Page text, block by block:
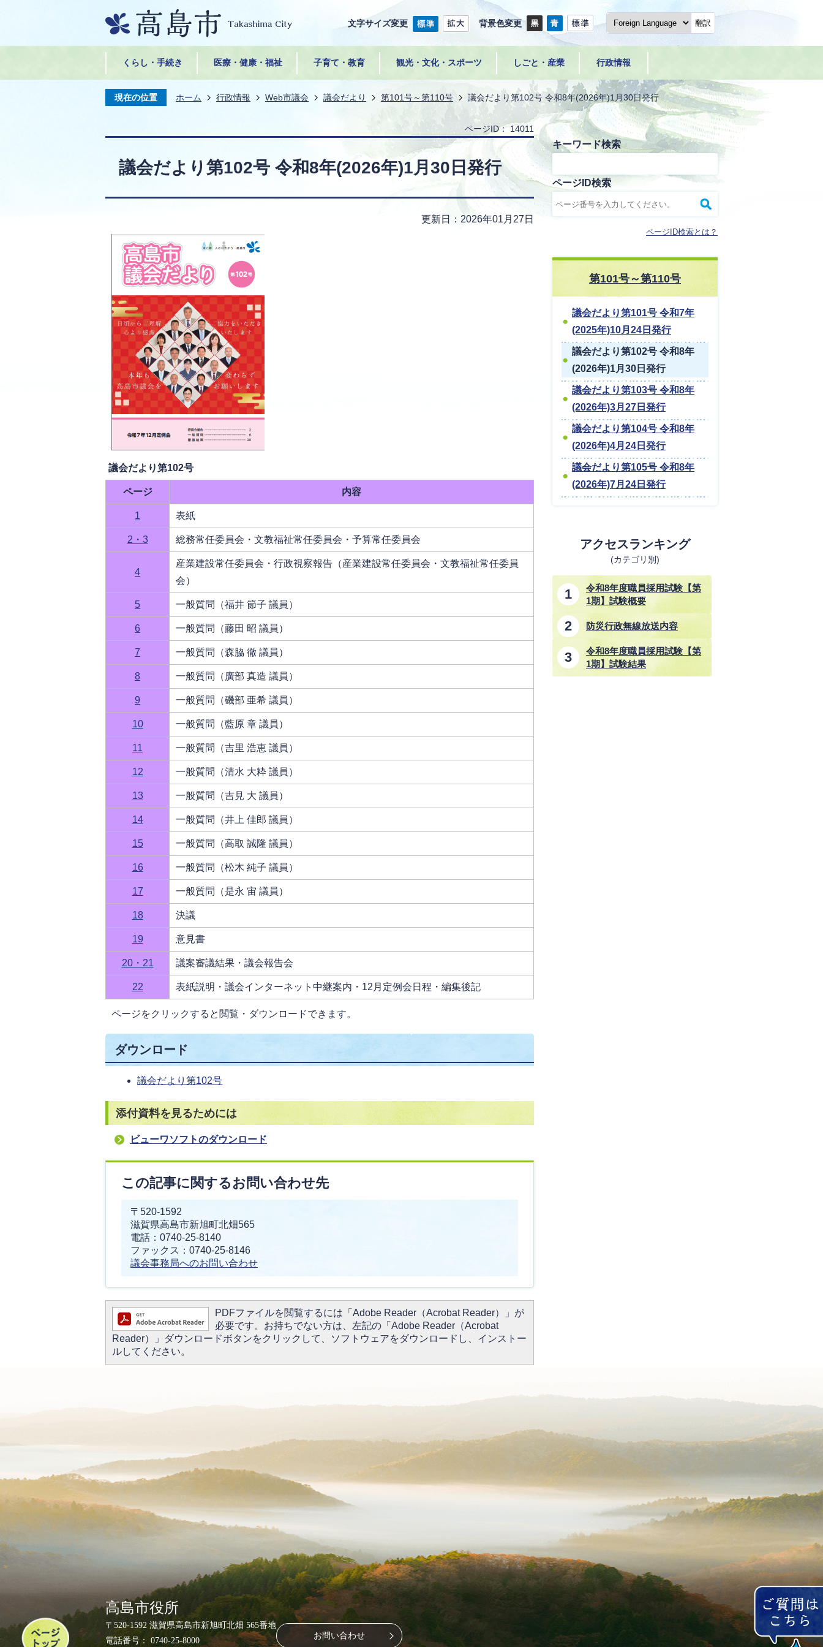
文字サイズ変更 背景色変更 翻訳
くらし・手続き 医療・健康・福祉 子育て・教育 観光・文化・スポーツ しごと・産業 行政情報
現在の位置 ホーム 行政情報 Web市議会 議会だより 第101号～第110号 議会だより第102号 令和8年(2026年)1月30日発行
ページID： 14011
議会だより第102号 令和8年(2026年)1月30日発行
更新日：2026年01月27日
議会だより第102号
ページ 内容
1 表紙
2・3 総務常任委員会・文教福祉常任委員会・予算常任委員会
4
産業建設常任委員会・行政視察報告（産業建設常任委員会・文教福祉常任委員
会）
5 一般質問（福井 節子 議員）
6 一般質問（藤田 昭 議員）
7 一般質問（森脇 徹 議員）
8 一般質問（廣部 真造 議員）
9 一般質問（磯部 亜希 議員）
10 一般質問（藍原 章 議員）
11 一般質問（吉里 浩恵 議員）
12 一般質問（清水 大粋 議員）
13 一般質問（吉見 大 議員）
14 一般質問（井上 佳郎 議員）
15 一般質問（高取 誠隆 議員）
16 一般質問（松木 純子 議員）
17 一般質問（是永 宙 議員）
18 決議
19 意見書
20・21 議案審議結果・議会報告会
22 表紙説明・議会インターネット中継案内・12月定例会日程・編集後記
ページをクリックすると閲覧・ダウンロードできます。
ダウンロード
議会だより第102号
添付資料を見るためには
ビューワソフトのダウンロード
この記事に関するお問い合わせ先
〒520-1592
滋賀県高島市新旭町北畑565
電話：0740-25-8140
ファックス：0740-25-8146
議会事務局へのお問い合わせ
PDFファイルを閲覧するには「Adobe Reader（Acrobat Reader）」が
必要です。お持ちでない方は、左記の「Adobe Reader（Acrobat
Reader）」ダウンロードボタンをクリックして、ソフトウェアをダウンロードし、インストー
ルしてください。
キーワード検索
ページID検索
ページID検索とは？
第101号～第110号
議会だより第101号 令和7年
(2025年)10月24日発行
議会だより第102号 令和8年
(2026年)1月30日発行
議会だより第103号 令和8年
(2026年)3月27日発行
議会だより第104号 令和8年
(2026年)4月24日発行
議会だより第105号 令和8年
(2026年)7月24日発行
アクセスランキング
(カテゴリ別)
令和8年度職員採用試験【第
1期】試験概要
防災行政無線放送内容
令和8年度職員採用試験【第
1期】試験結果
ペ
ー
高島市役所
〒520-1592 滋賀県高島市新旭町北畑 565番地
電話番号： 0740-25-8000
お問い合わせ